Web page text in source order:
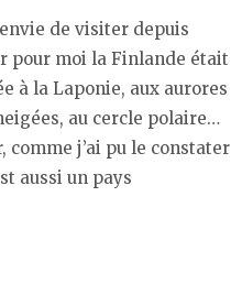
de visiter depuis
pour moi la Finlande était
à la Laponie, aux aurores
au cercle polaire…
comme j’ai pu le constater
aussi un pays